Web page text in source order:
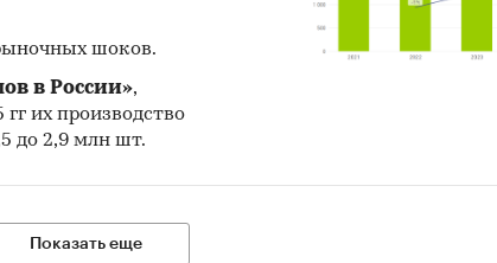
шоков.
в России»,
гг их производство
до 2,9 млн шт.
Показать еще